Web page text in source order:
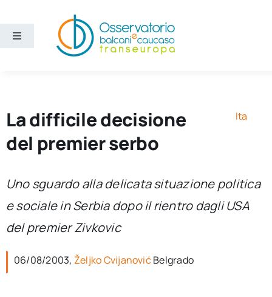
contenuto
Toggle
Ricerca e divulgazione
Sezioni
Chi siamo
Cerca
La difficile decisione
del premier serbo
Ita
Uno sguardo alla delicata situazione politica
e sociale in Serbia dopo il rientro dagli USA
del premier Zivkovic
06/08/2003, Željko CvijanovićBelgrado